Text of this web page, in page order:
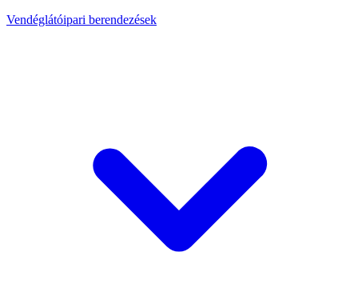
Vendéglátóipari berendezések